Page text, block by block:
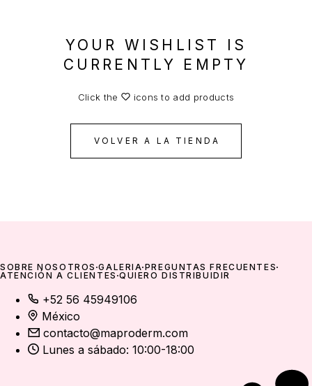
YOUR WISHLIST IS
CURRENTLY EMPTY
Click the icons to add products
VOLVER A LA TIENDA
SOBRE NOSOTROS GALERÍA PREGUNTAS FRECUENTES
ATENCIÓN A CLIENTES QUIERO DISTRIBUIDIR
+52 56 45949106
México
contacto@maproderm.com
Lunes a sábado: 10:00-18:00